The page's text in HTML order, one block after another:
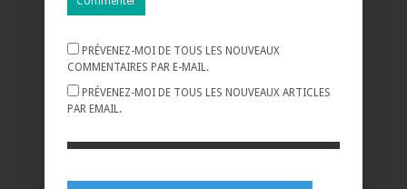
PRÉVENEZ-MOI DE TOUS LES NOUVEAUX
COMMENTAIRES PAR E-MAIL.
PRÉVENEZ-MOI DE TOUS LES NOUVEAUX ARTICLES
PAR EMAIL.